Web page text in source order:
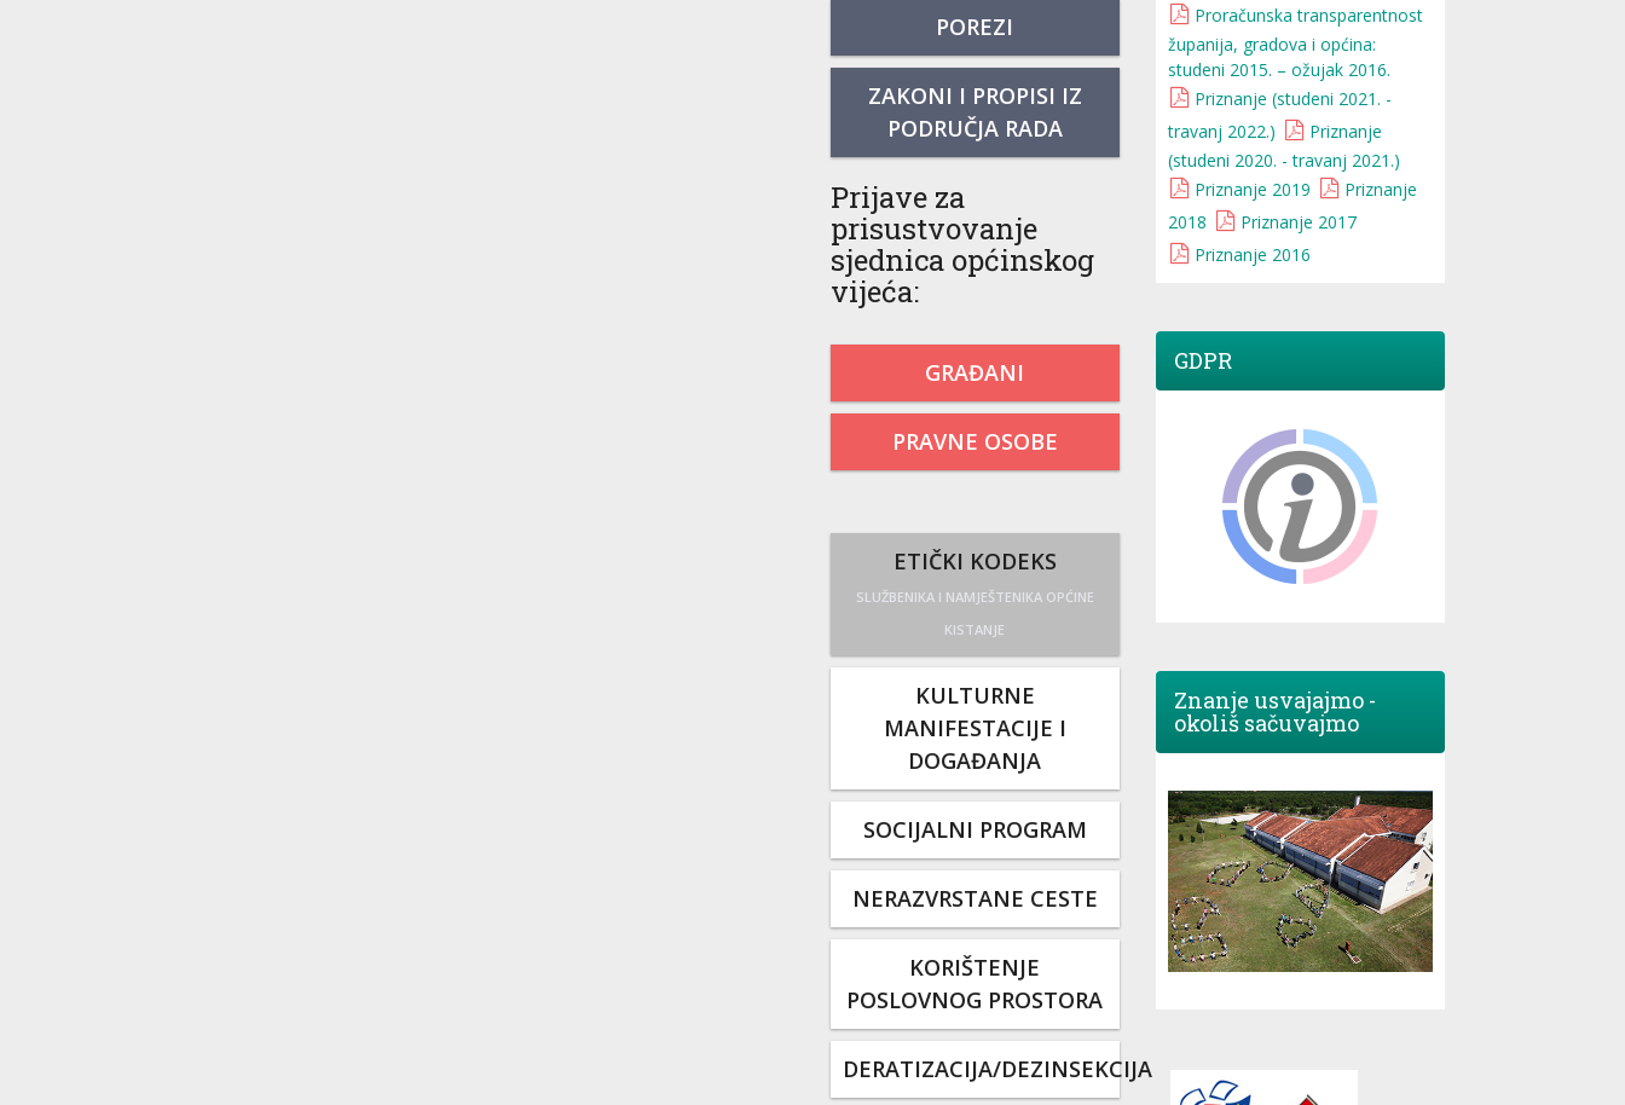
POREZI
ZAKONI I PROPISI IZ
PODRUČJA RADA
Prijave za
prisustvovanje
sjednica općinskog
vijeća:
GRAĐANI
PRAVNE OSOBE
ETIČKI KODEKS
SLUŽBENIKA I NAMJEŠTENIKA OPĆINE
KISTANJE
KULTURNE
MANIFESTACIJE I
DOGAĐANJA
SOCIJALNI PROGRAM
NERAZVRSTANE CESTE
KORIŠTENJE
POSLOVNOG PROSTORA
DERATIZACIJA/DEZINSEKCIJA
Proračunska transparentnost
županija, gradova i općina:
studeni 2015. – ožujak 2016.
Priznanje (studeni 2021. -
travanj 2022.)
Priznanje
(studeni 2020. - travanj 2021.)
Priznanje 2019
Priznanje
2018
Priznanje 2017
Priznanje 2016
GDPR
Znanje usvajajmo -
okoliš sačuvajmo